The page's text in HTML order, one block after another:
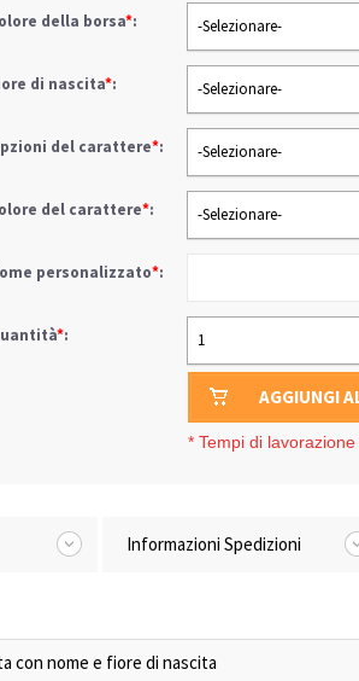
della borsa*: -Selezionare-
di nascita*: -Selezionare-
del carattere*: -Selezionare-
del carattere*: -Selezionare-
personalizzato*:
*: 1
AGGIUNGI
* Tempi di
Informazioni Spedizioni
con nome e fiore di nascita